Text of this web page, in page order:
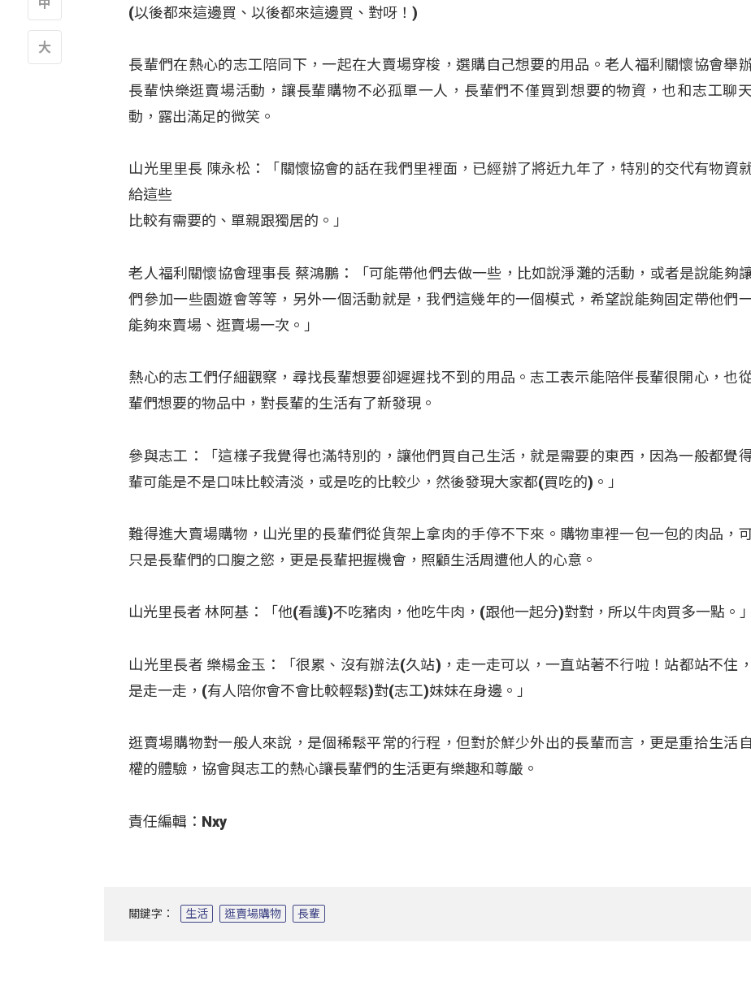
(以後都來這邊買、以後都來這邊買、對呀！)
長輩們在熱心的志工陪同下，一起在大賣場穿梭，選購自己想要的用品。老人福利關懷協會舉
長輩快樂逛賣場活動，讓長輩購物不必孤單一人，長輩們不僅買到想要的物資，也和志工聊
動，露出滿足的微笑。
山光里里長 陳永松：「關懷協會的話在我們里裡面，已經辦了將近九年了，特別的交代有物資
給這些
比較有需要的、單親跟獨居的。」
老人福利關懷協會理事長 蔡鴻鵬：「可能帶他們去做一些，比如說淨灘的活動，或者是說能夠
們參加一些園遊會等等，另外一個活動就是，我們這幾年的一個模式，希望說能夠固定帶他們
能夠來賣場、逛賣場一次。」
熱心的志工們仔細觀察，尋找長輩想要卻遲遲找不到的用品。志工表示能陪伴長輩很開心，也
輩們想要的物品中，對長輩的生活有了新發現。
參與志工：「這樣子我覺得也滿特別的，讓他們買自己生活，就是需要的東西，因為一般都覺
輩可能是不是口味比較清淡，或是吃的比較少，然後發現大家都(買吃的)。」
難得進大賣場購物，山光里的長輩們從貨架上拿肉的手停不下來。購物車裡一包一包的肉品，
只是長輩們的口腹之慾，更是長輩把握機會，照顧生活周遭他人的心意。
山光里長者 林阿基：「他(看護)不吃豬肉，他吃牛肉，(跟他一起分)對對，所以牛肉買多一點。」
山光里長者 樂楊金玉：「很累、沒有辦法(久站)，走一走可以，一直站著不行啦！站都站不住
是走一走，(有人陪你會不會比較輕鬆)對(志工)妹妹在身邊。」
逛賣場購物對一般人來說，是個稀鬆平常的行程，但對於鮮少外出的長輩而言，更是重拾生活
權的體驗，協會與志工的熱心讓長輩們的生活更有樂趣和尊嚴。
責任編輯：Nxy
關鍵字： 生活 逛賣場購物 長輩